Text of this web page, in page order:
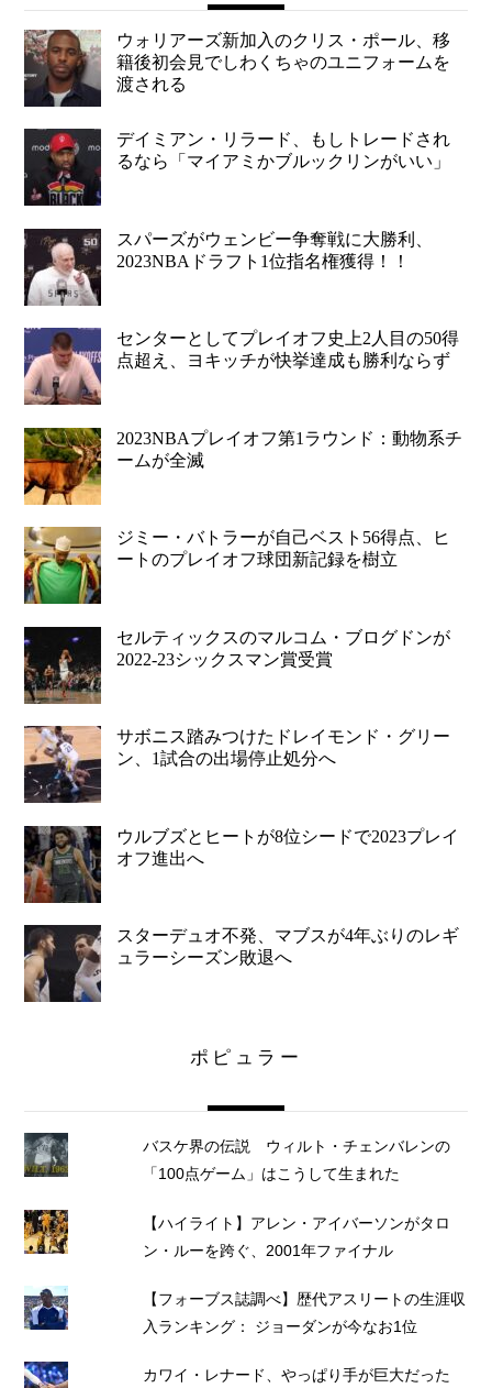
ウォリアーズ新加入のクリス・ポール、移
籍後初会見でしわくちゃのユニフォームを
渡される
デイミアン・リラード、もしトレードされ
るなら「マイアミかブルックリンがいい」
スパーズがウェンビー争奪戦に大勝利、
2023NBAドラフト1位指名権獲得！！
センターとしてプレイオフ史上2人目の50得
点超え、ヨキッチが快挙達成も勝利ならず
2023NBAプレイオフ第1ラウンド：動物系チ
ームが全滅
ジミー・バトラーが自己ベスト56得点、ヒ
ートのプレイオフ球団新記録を樹立
セルティックスのマルコム・ブログドンが
2022-23シックスマン賞受賞
サボニス踏みつけたドレイモンド・グリー
ン、1試合の出場停止処分へ
ウルブズとヒートが8位シードで2023プレイ
オフ進出へ
スターデュオ不発、マブスが4年ぶりのレギ
ュラーシーズン敗退へ
ポピュラー
バスケ界の伝説 ウィルト・チェンバレンの
「100点ゲーム」はこうして生まれた
【ハイライト】アレン・アイバーソンがタロ
ン・ルーを跨ぐ、2001年ファイナル
【フォーブス誌調べ】歴代アスリートの生涯収
入ランキング： ジョーダンが今なお1位
カワイ・レナード、やっぱり手が巨大だった